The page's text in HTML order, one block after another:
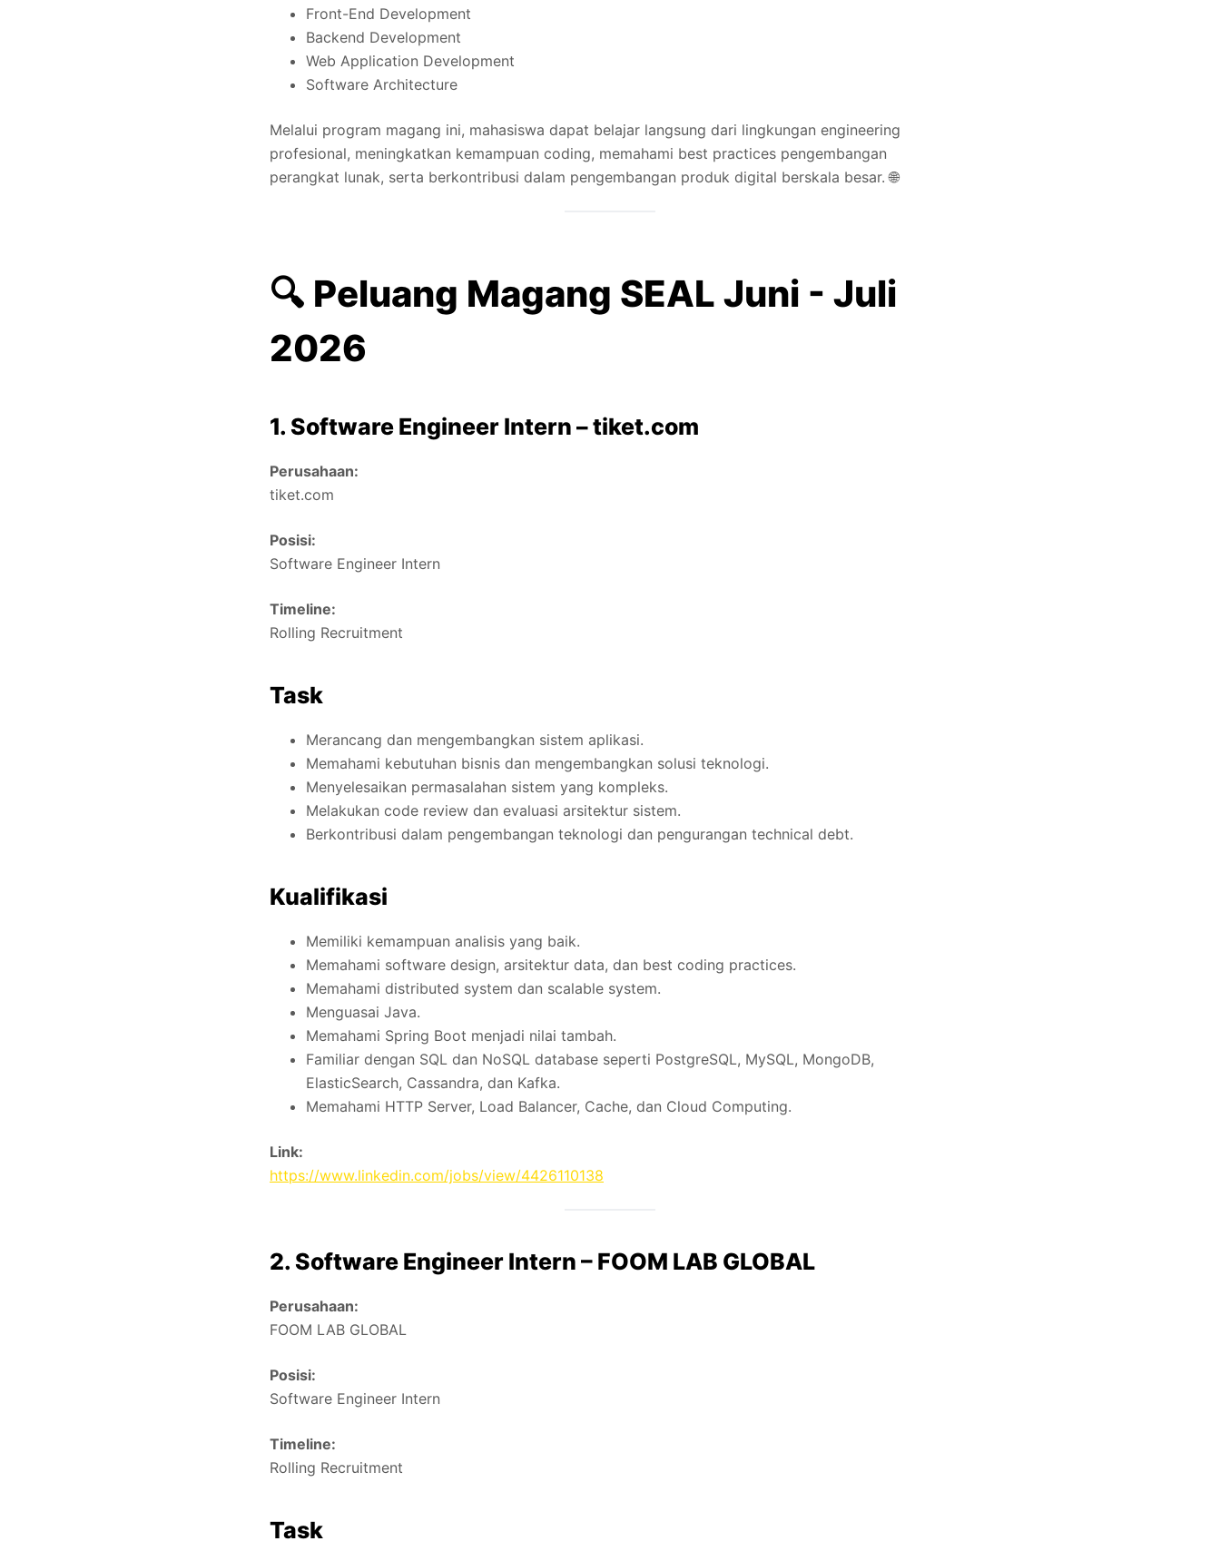
Front-End Development
Backend Development
Web Application Development
Software Architecture
Melalui program magang ini, mahasiswa dapat belajar langsung dari lingkungan engineering
profesional, meningkatkan kemampuan coding, memahami best practices pengembangan
perangkat lunak, serta berkontribusi dalam pengembangan produk digital berskala besar. 🌐
🔍 Peluang Magang SEAL Juni - Juli
2026
1. Software Engineer Intern – tiket.com
Perusahaan:
tiket.com
Posisi:
Software Engineer Intern
Timeline:
Rolling Recruitment
Task
Merancang dan mengembangkan sistem aplikasi.
Memahami kebutuhan bisnis dan mengembangkan solusi teknologi.
Menyelesaikan permasalahan sistem yang kompleks.
Melakukan code review dan evaluasi arsitektur sistem.
Berkontribusi dalam pengembangan teknologi dan pengurangan technical debt.
Kualifikasi
Memiliki kemampuan analisis yang baik.
Memahami software design, arsitektur data, dan best coding practices.
Memahami distributed system dan scalable system.
Menguasai Java.
Memahami Spring Boot menjadi nilai tambah.
Familiar dengan SQL dan NoSQL database seperti PostgreSQL, MySQL, MongoDB,
ElasticSearch, Cassandra, dan Kafka.
Memahami HTTP Server, Load Balancer, Cache, dan Cloud Computing.
Link:
https://www.linkedin.com/jobs/view/4426110138
2. Software Engineer Intern – FOOM LAB GLOBAL
Perusahaan:
FOOM LAB GLOBAL
Posisi:
Software Engineer Intern
Timeline:
Rolling Recruitment
Task